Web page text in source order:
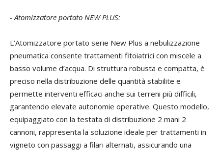
- Atomizzatore portato NEW PLUS:
L’Atomizzatore portato serie New Plus a nebulizzazione
pneumatica consente trattamenti fitoiatrici con miscele a
basso volume d’acqua. Di struttura robusta e compatta, è
preciso nella distribuzione delle quantità stabilite e
permette interventi efficaci anche sui terreni più difficili,
garantendo elevate autonomie operative. Questo modello,
equipaggiato con la testata di distribuzione 2 mani 2
cannoni, rappresenta la soluzione ideale per trattamenti in
vigneto con passaggi a filari alternati, assicurando una